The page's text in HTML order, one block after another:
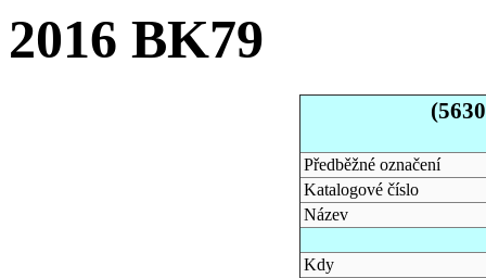
2016 BK79
Předběžné označení
Katalogové číslo
Název
Kdy